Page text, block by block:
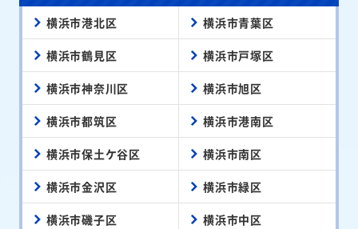
横浜市港北区 横浜市青葉区
横浜市鶴見区 横浜市戸塚区
横浜市神奈川区 横浜市旭区
横浜市都筑区 横浜市港南区
横浜市保土ケ谷区 横浜市南区
横浜市金沢区 横浜市緑区
横浜市磯子区 横浜市中区